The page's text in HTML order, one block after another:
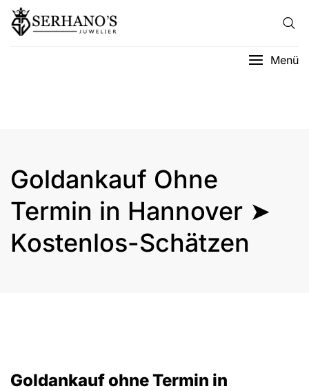
Menü
Goldankauf Ohne
Termin in Hannover ➤
Kostenlos-Schätzen
Goldankauf ohne Termin in